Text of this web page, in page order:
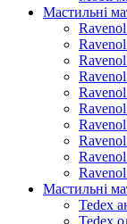
Мастильні
Ravenol
Ravenol
Мастильні
Tedex
Tedex